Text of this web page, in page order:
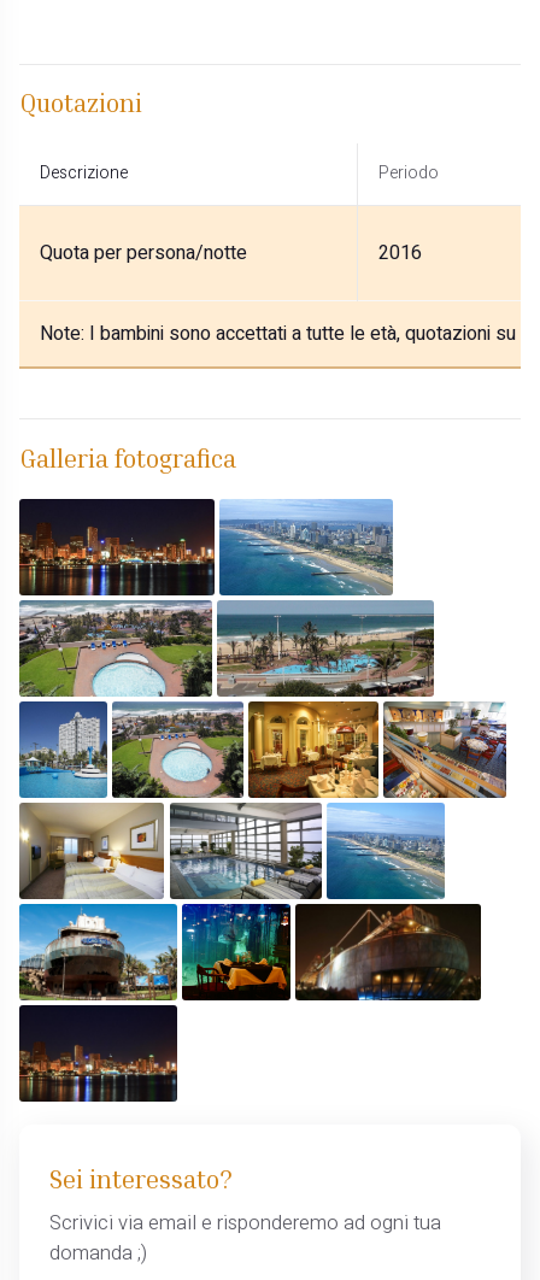
Quotazioni
Descrizione Periodo
Quota per persona/notte 2016
Note: I bambini sono accettati a tutte le età, quotazioni su
Galleria fotografica
Sei interessato?
Scrivici via email e risponderemo ad ogni tua
domanda ;)